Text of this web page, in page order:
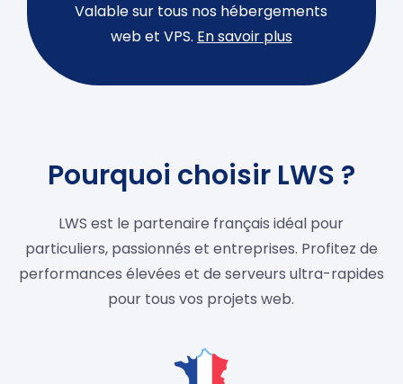
Valable sur tous nos hébergements
web et VPS. En savoir plus
Pourquoi choisir LWS ?
LWS est le partenaire français idéal pour
particuliers, passionnés et entreprises. Profitez de
performances élevées et de serveurs ultra-rapides
pour tous vos projets web.